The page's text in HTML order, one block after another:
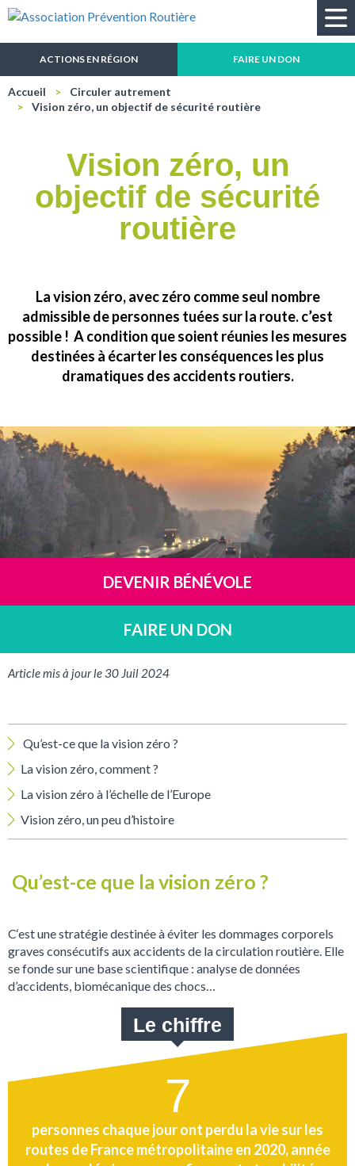
Recherche
ACTIONS EN RÉGION FAIRE UN DON
Accueil
Circuler autrement
Vision zéro, un objectif de sécurité routière
Vision zéro, un
objectif de sécurité
routière
La vision zéro, avec zéro comme seul nombre
admissible de personnes tuées sur la route. c’est
possible ! A condition que soient réunies les mesures
destinées à écarter les conséquences les plus
dramatiques des accidents routiers.
DEVENIR BÉNÉVOLE
FAIRE UN DON
Article mis à jour le 30 Juil 2024
Qu’est-ce que la vision zéro ?
La vision zéro, comment ?
La vision zéro à l’échelle de l’Europe
Vision zéro, un peu d’histoire
Qu’est-ce que la vision zéro ?
C‘est une stratégie destinée à éviter les dommages corporels
graves consécutifs aux accidents de la circulation routière. Elle
se fonde sur une base scientifique : analyse de données
d’accidents, biomécanique des chocs…
Le chiffre
7
personnes chaque jour ont perdu la vie sur les
routes de France métropolitaine en 2020, année